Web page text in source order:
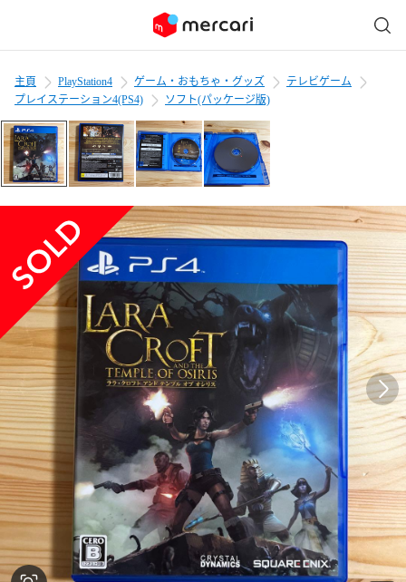
主頁 PlayStation4 ゲーム・おもちゃ・グッズ
テレビゲーム
プレイステーション4(PS4)
ソフト(パッケージ版)